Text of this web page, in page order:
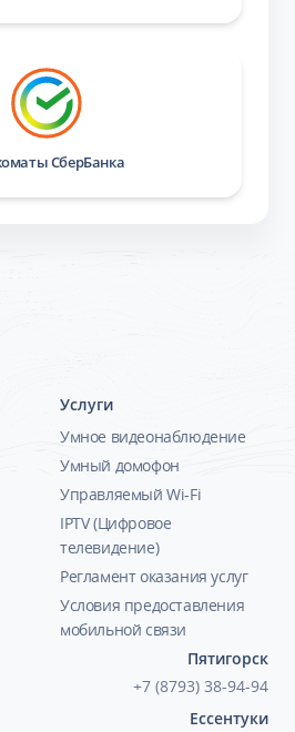
СберБанка
Услуги
Умное видеонаблюдение
Умный домофон
Управляемый Wi-Fi
IPTV (Цифровое
телевидение)
Регламент оказания услуг
Условия предоставления
мобильной связи
Пятигорск
+7 (8793) 38-94-94
Ессентуки